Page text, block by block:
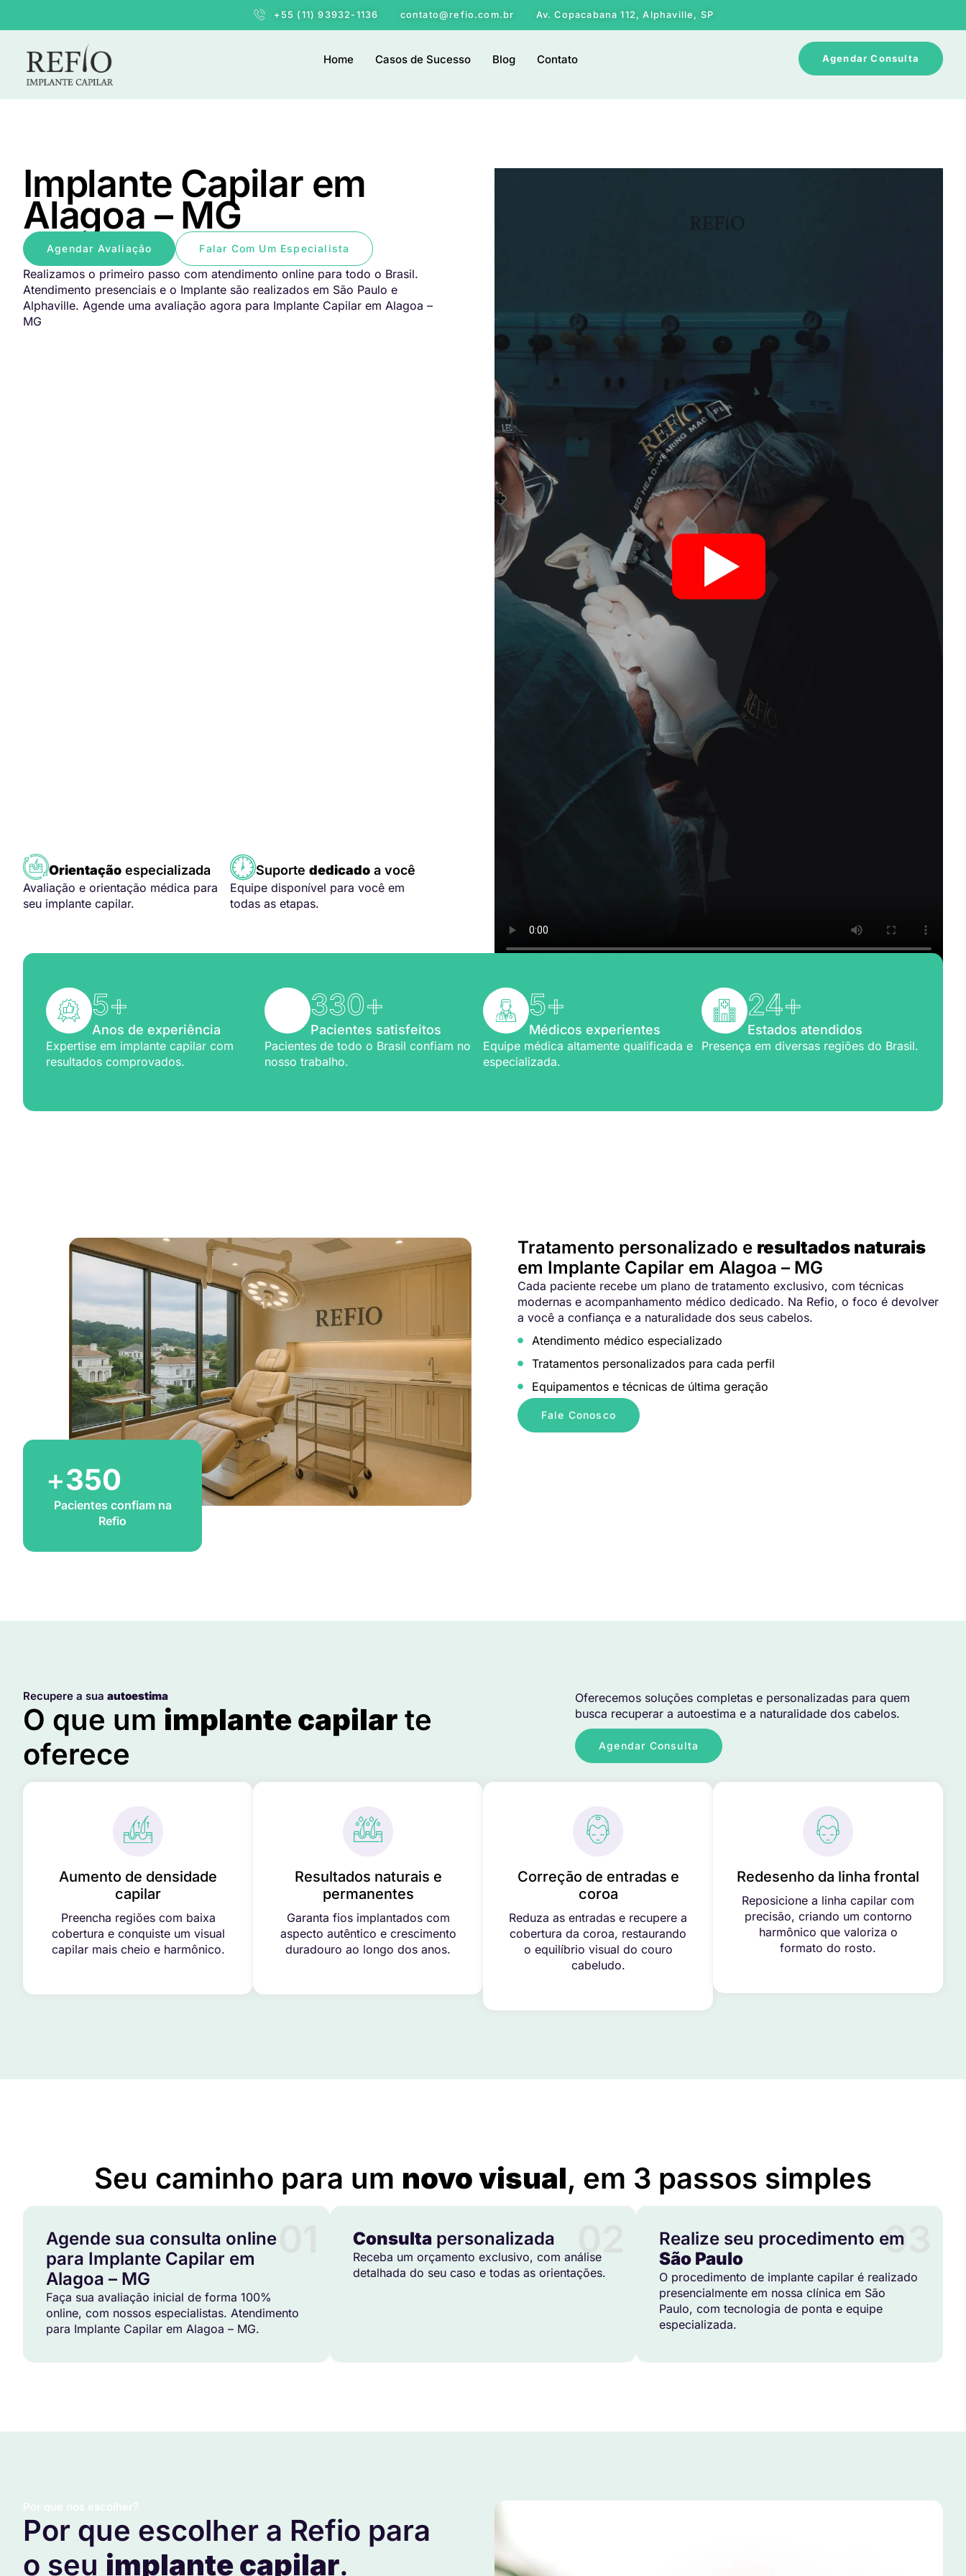
+55 (11) 93932-1136 contato@refio.com.br Av. Copacabana 112, Alphaville, SP
Home Casos de Sucesso Blog Contato Agendar Consulta
Implante Capilar em
Alagoa – MG
Agendar Avaliação Falar Com Um Especialista
Realizamos o primeiro passo com atendimento online para todo o Brasil.
Atendimento presenciais e o Implante são realizados em São Paulo e
Alphaville. Agende uma avaliação agora para Implante Capilar em Alagoa –
MG
Orientação especializada
Avaliação e orientação médica para
seu implante capilar.
Suporte dedicado a você
Equipe disponível para você em
todas as etapas.
5+
Anos de experiência
Expertise em implante capilar com
resultados comprovados.
330+
Pacientes satisfeitos
Pacientes de todo o Brasil confiam no
nosso trabalho.
5+
Médicos experientes
Equipe médica altamente qualificada e
especializada.
24+
Estados atendidos
Presença em diversas regiões do Brasil.
+350
Pacientes confiam na
Refio
Tratamento personalizado e resultados naturais
em Implante Capilar em Alagoa – MG
Cada paciente recebe um plano de tratamento exclusivo, com técnicas
modernas e acompanhamento médico dedicado. Na Refio, o foco é devolver
a você a confiança e a naturalidade dos seus cabelos.
Atendimento médico especializado
Tratamentos personalizados para cada perfil
Equipamentos e técnicas de última geração
Fale Conosco
Recupere a sua autoestima
O que um implante capilar te
oferece
Oferecemos soluções completas e personalizadas para quem
busca recuperar a autoestima e a naturalidade dos cabelos.
Agendar Consulta
Aumento de densidade
capilar
Preencha regiões com baixa
cobertura e conquiste um visual
capilar mais cheio e harmônico.
Resultados naturais e
permanentes
Garanta fios implantados com
aspecto autêntico e crescimento
duradouro ao longo dos anos.
Correção de entradas e
coroa
Reduza as entradas e recupere a
cobertura da coroa, restaurando
o equilíbrio visual do couro
cabeludo.
Redesenho da linha frontal
Reposicione a linha capilar com
precisão, criando um contorno
harmônico que valoriza o
formato do rosto.
Seu caminho para um novo visual, em 3 passos simples
Agende sua consulta online
para Implante Capilar em
Alagoa – MG
Faça sua avaliação inicial de forma 100%
online, com nossos especialistas. Atendimento
para Implante Capilar em Alagoa – MG.
02
Consultapersonalizada
Receba um orçamento exclusivo, com análise
detalhada do seu caso e todas as orientações.
03
Realize seu procedimento em
São Paulo
O procedimento de implante capilar é realizado
presencialmente em nossa clínica em São
Paulo, com tecnologia de ponta e equipe
especializada.
Por que nos escolher?
Por que escolher a Refio para
o seu implante capilar.